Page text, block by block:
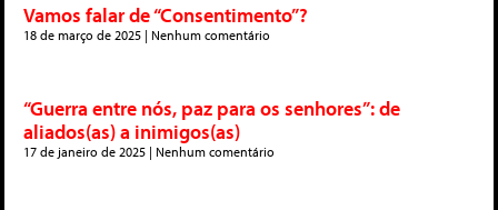
Vamos falar de “Consentimento”?
18 de março de 2025 Nenhum comentário
“Guerra entre nós, paz para os senhores”: de
aliados(as) a inimigos(as)
17 de janeiro de 2025 Nenhum comentário